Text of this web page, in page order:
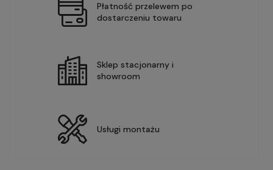
Płatność przelewem po
dostarczeniu towaru
Sklep stacjonarny i
showroom
Usługi montażu